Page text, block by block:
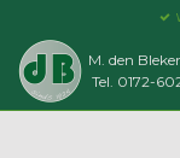
M. den
Tel. 0172-